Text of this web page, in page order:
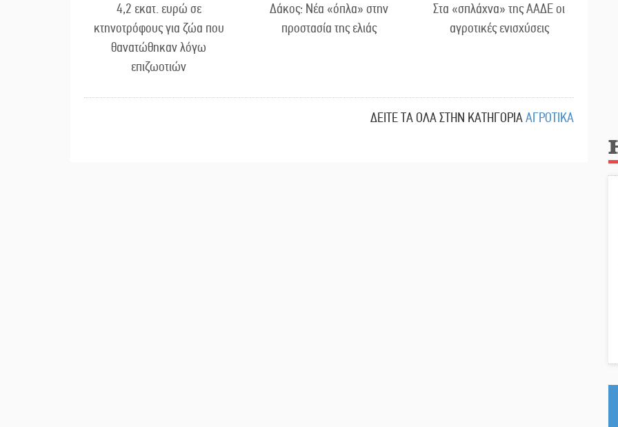
4,2 εκατ. ευρώ σε
κτηνοτρόφους για ζώα που
θανατώθηκαν λόγω
επιζωοτιών
Δάκος: Νέα «όπλα» στην
προστασία της ελιάς
Στα «σπλάχνα» της ΑΑΔΕ οι
αγροτικές ενισχύσεις
ΔΕΙΤΕ ΤΑ ΟΛΑ ΣΤΗΝ ΚΑΤΗΓΟΡΙΑΑΓΡΟΤΙΚΑ